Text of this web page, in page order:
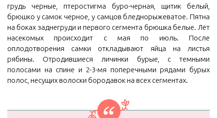
грудь черные, птеростигма буро-черная, щитик белый,
брюшко у самок черное, у самцов бледнорыжеватое. Пятна
на боках заднегруди и первого сегмента брюшка белые. Лёт
насекомых происходит с мая по июль. После
оплодотворения самки откладывают яйца на листья
рябины. Отродившиеся личинки бурые, с темными
полосами на спине и 2-3-мя поперечными рядами бурых
полос, несущих волоски бородавок на всех сегментах.